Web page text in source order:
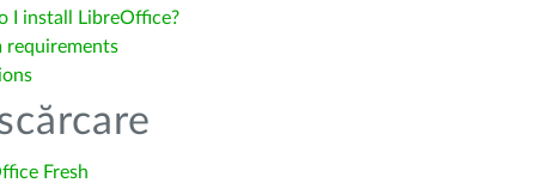
I install LibreOffice?
requirements
Fresh